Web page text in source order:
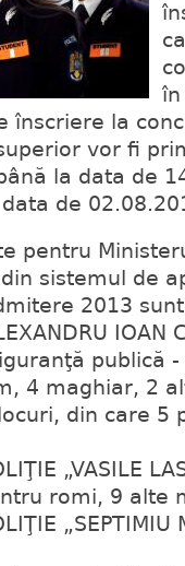
în
înscriere la
vor fi
la data de
de
pentru
sistemul de
2013
IOAN
publică
4 maghiar, 2
din care 5
„VASILE
romi, 9 alte
„SEPTIMIU